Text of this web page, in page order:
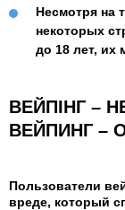
Несмотря на
некоторых
до 18 лет, их
ВЕЙПІНГ –
ВЕЙПИНГ –
Пользователи
вреде, который